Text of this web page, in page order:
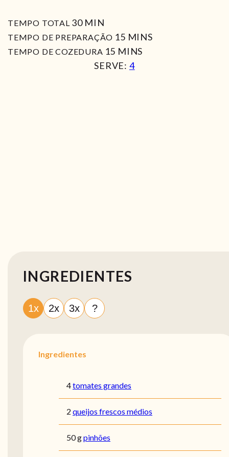
TEMPO TOTAL 30MIN
MIN
TEMPO DE PREPARAÇÃO 15MIN
MINS
TEMPO DE COZEDURA 15 MIN
MINS
SERVE: 4
INGREDIENTES
1x 2x 3x ?
Ingredientes
4tomates grandes
2 queijos frescos médios
50 gpinhões